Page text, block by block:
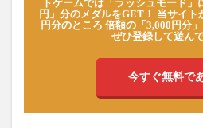
トゲームでは「ラッシュモード
円」分のメダルをGET！ 当サイト
円分のところ 倍額の「3,000円分
ぜひ登録して遊ん
今すぐ無料で